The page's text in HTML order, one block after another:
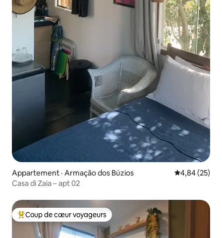
Appartement · Armação dos Búzios Note
4,84 (25)
Casa di Zaia – apt 02
Coup de cœur voyageurs parmi les plus aimés
Coup de cœur voyageurs